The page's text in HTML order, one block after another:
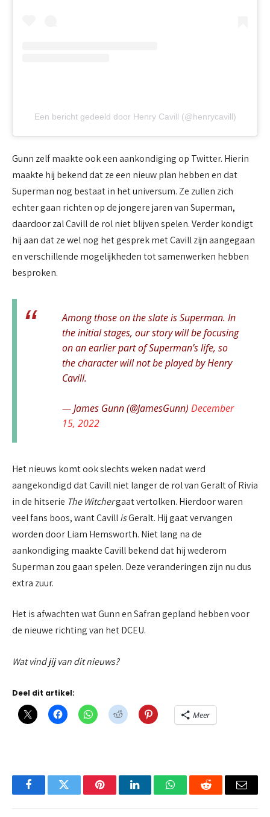
Een bericht gedeeld door Henry Cavill (@henrycavill)
Gunn zelf maakte ook een aankondiging op Twitter. Hierin
maakte hij bekend dat ze een nieuw plan hebben en dat
Superman nog bestaat in het universum. Ze zullen zich
echter gaan richten op de jongere jaren van Superman,
daardoor zal Cavill de rol niet blijven spelen. Verder kondigt
hij aan dat ze wel nog het gesprek met Cavill zijn aangegaan
en verschillende mogelijkheden tot samenwerken hebben
besproken.
Among those on the slate is Superman. In
the initial stages, our story will be focusing
on an earlier part of Superman’s life, so
the character will not be played by Henry
Cavill.
— James Gunn (@JamesGunn) December
15, 2022
Het nieuws komt ook slechts weken nadat werd
aangekondigd dat Cavill niet langer de rol van Geralt of Rivia
in de hitserie The Witchergaat vertolken. Hierdoor waren
veel fans boos, want CavillisGeralt. Hij gaat vervangen
worden door Liam Hemsworth. Niet lang na de
aankondiging maakte Cavill bekend dat hij wederom
Superman zou gaan spelen. Deze veranderingen zijn nu dus
extra zuur.
Het is afwachten wat Gunn en Safran gepland hebben voor
de nieuwe richting van het DCEU.
Wat vind jij van dit nieuws?
Deel dit artikel:
Meer
FacebookTwitter PinterestLinkedInWhatsAppReddit Email